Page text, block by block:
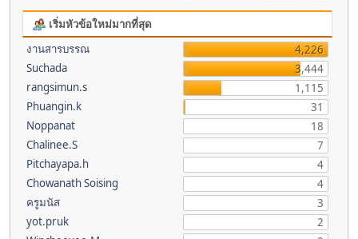
เริ่มหัวข้อใหม่มากที่สุด
งานสารบรรณ
4,226
Suchada
3,444
rangsimun.s
1,115
Phuangin.k
31
Noppanat
18
Chalinee.S
7
Pitchayapa.h
4
Chowanath Soising
4
ครูมนัส
3
yot.pruk
2